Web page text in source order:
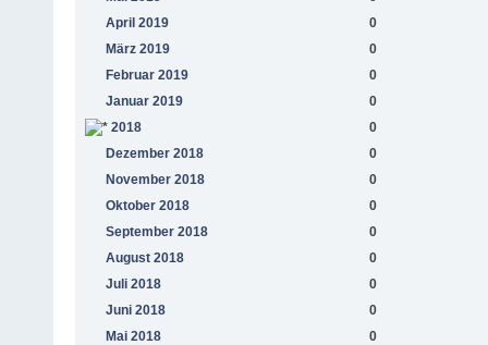
April 2019
0
März 2019
0
Februar 2019
0
Januar 2019
0
2018
0
Dezember 2018
0
November 2018
0
Oktober 2018
0
September 2018
0
August 2018
0
Juli 2018
0
Juni 2018
0
Mai 2018
0